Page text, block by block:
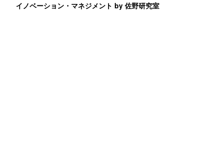
イノベーション・マネジメント by 佐野研究室